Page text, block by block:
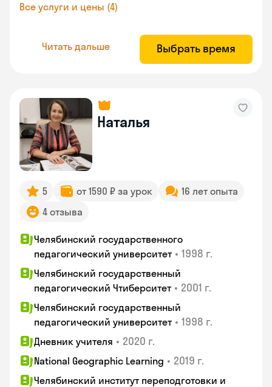
Все услуги и цены (4)
Читать дальше Выбрать время
Наталья
5 от 1590 ₽ за урок
16 лет опыта
4 отзыва
Челябинский государственного
педагогический университет • 1998 г.
Челябинский государственный
педагогический Чтиберситет • 2001 г.
Челябинский государственный
педагогический университет • 1998 г.
Дневник учителя • 2020 г.
National Geographic Learning • 2019 г.
Челябинский институт переподготовки и